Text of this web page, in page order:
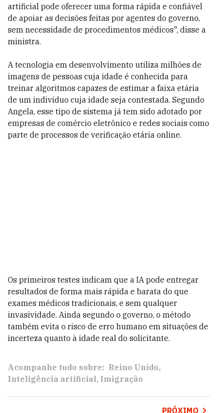
artificial pode oferecer uma forma rápida e confiável
de apoiar as decisões feitas por agentes do governo,
sem necessidade de procedimentos médicos", disse a
ministra.
A tecnologia em desenvolvimento utiliza milhões de
imagens de pessoas cuja idade é conhecida para
treinar algoritmos capazes de estimar a faixa etária
de um indivíduo cuja idade seja contestada. Segundo
Angela, esse tipo de sistema já tem sido adotado por
empresas de comércio eletrônico e redes sociais como
parte de processos de verificação etária online.
Os primeiros testes indicam que a IA pode entregar
resultados de forma mais rápida e barata do que
exames médicos tradicionais, e sem qualquer
invasividade. Ainda segundo o governo, o método
também evita o risco de erro humano em situações de
incerteza quanto à idade real do solicitante.
Acompanhe tudo sobre: Reino Unido
Inteligência artificial Imigração
PRÓXIMO